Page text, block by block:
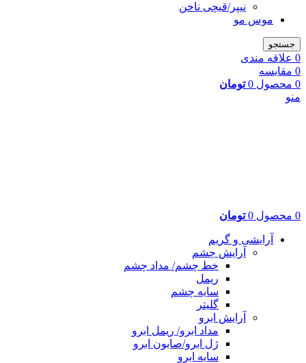
نیپر/قیچی ناخن
موس مو
جستجو
0 علاقه مندی
0 مقایسه
0 محصول 0 تومان
منو
0 محصول 0 تومان
آرایشی و گریم
آرایش چشم
خط چشم/ مداد چشم
ریمل
سایه چشم
گلیتر
آرایش ابرو
مداد ابرو/ ریمل ابرو
ژل ابرو/صابون ابرو
سایه ابرو